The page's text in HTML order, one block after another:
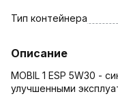
Тип контейнера
Описание
MOBIL 1 ESP 5W30 -
улучшенными